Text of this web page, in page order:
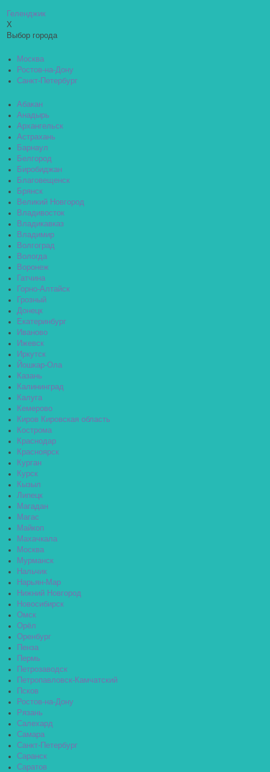
Геленджик
X
Выбор города
Москва
Ростов-на-Дону
Санкт-Петербург
Абакан
Анадырь
Архангельск
Астрахань
Барнаул
Белгород
Биробиджан
Благовещенск
Брянск
Великий Новгород
Владивосток
Владикавказ
Владимир
Волгоград
Вологда
Воронеж
Гатчина
Горно-Алтайск
Грозный
Донецк
Екатеринбург
Иваново
Ижевск
Иркутск
Йошкар-Ола
Казань
Калининград
Калуга
Кемерово
Киров Кировская область
Кострома
Краснодар
Красноярск
Курган
Курск
Кызыл
Липецк
Магадан
Магас
Майкоп
Махачкала
Москва
Мурманск
Нальчик
Нарьян-Мар
Нижний Новгород
Новосибирск
Омск
Орёл
Оренбург
Пенза
Пермь
Петрозаводск
Петропавловск-Камчатский
Псков
Ростов-на-Дону
Рязань
Салехард
Самара
Санкт-Петербург
Саранск
Саратов